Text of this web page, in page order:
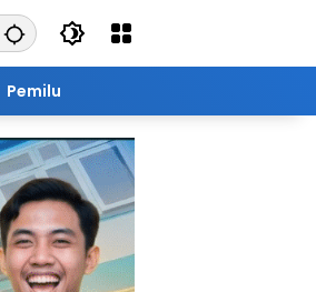
Pemilu